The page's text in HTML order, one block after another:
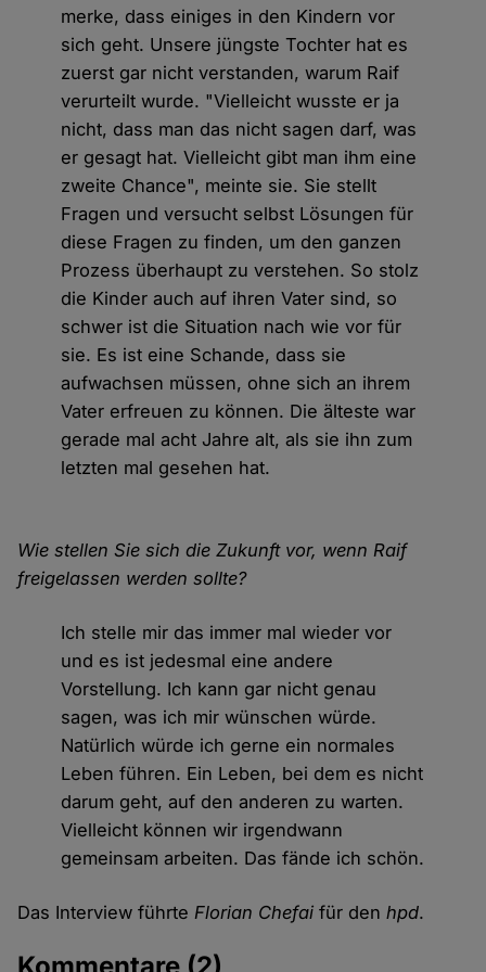
merke, dass einiges in den Kindern vor
sich geht. Unsere jüngste Tochter hat es
zuerst gar nicht verstanden, warum Raif
verurteilt wurde. "Vielleicht wusste er ja
nicht, dass man das nicht sagen darf, was
er gesagt hat. Vielleicht gibt man ihm eine
zweite Chance", meinte sie. Sie stellt
Fragen und versucht selbst Lösungen für
diese Fragen zu finden, um den ganzen
Prozess überhaupt zu verstehen. So stolz
die Kinder auch auf ihren Vater sind, so
schwer ist die Situation nach wie vor für
sie. Es ist eine Schande, dass sie
aufwachsen müssen, ohne sich an ihrem
Vater erfreuen zu können. Die älteste war
gerade mal acht Jahre alt, als sie ihn zum
letzten mal gesehen hat.
Wie stellen Sie sich die Zukunft vor, wenn Raif
freigelassen werden sollte?
Ich stelle mir das immer mal wieder vor
und es ist jedesmal eine andere
Vorstellung. Ich kann gar nicht genau
sagen, was ich mir wünschen würde.
Natürlich würde ich gerne ein normales
Leben führen. Ein Leben, bei dem es nicht
darum geht, auf den anderen zu warten.
Vielleicht können wir irgendwann
gemeinsam arbeiten. Das fände ich schön.
Das Interview führteFlorian Chefai für denhpd.